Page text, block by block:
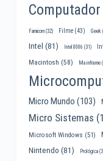
Famicom(32) Filme(43) Geek
Intel (81) Intel 8086 (31)
Macintosh (58) Mainframe
Micro Mundo (103)
Micro Sistemas
Microsoft Windows (51)
Nintendo (81) Prológica